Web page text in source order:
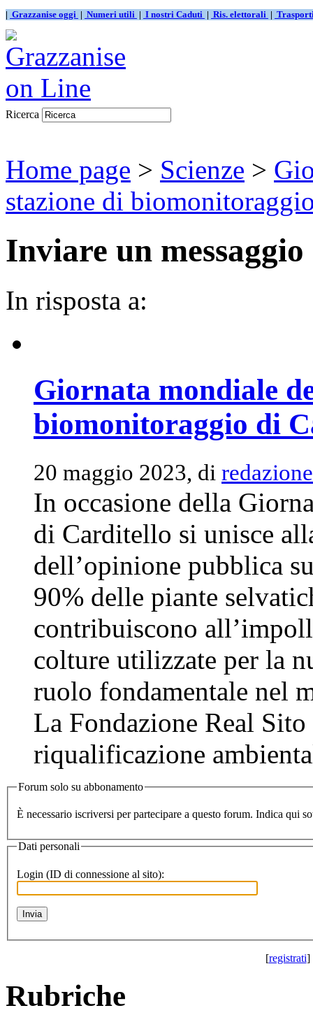
| Grazzanise oggi | Numeri utili | I nostri Caduti | Ris. elettorali |
Ricerca
Home page > Scienze >
stazione di
Inviare un messaggio
In risposta a:
Giornata mondiale
biomonitoraggio di
20 maggio 2023, di redazione
In occasione della
di Carditello si unisce
dell’opinione pubblica
90% delle piante
contribuiscono
colture utilizzate per la
ruolo fondamentale nel
La Fondazione Real
riqualificazione
Forum solo su abbonamento
Dati personali
Login (ID di connessione al sito):
[registrati]
Rubriche